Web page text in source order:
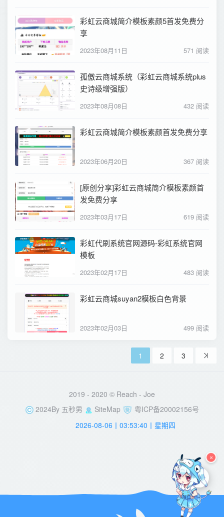
×
彩虹云商城简介模板素颜5首发免费分
享
2023年08月11日 571 阅读
孤傲云商城系统（彩虹云商城系统plus
史诗级增强版）
2023年08月08日 432 阅读
彩虹云商城简介模板素颜首发免费分享
2023年06月20日 367 阅读
[原创分享]彩虹云商城简介模板素颜首
发免费分享
2023年03月17日 619 阅读
彩虹代刷系统官网源码-彩虹系统官网
模板
2023年02月17日 483 阅读
彩虹云商城suyan2模板白色背景
2023年02月03日 499 阅读
1 2 3
2019 - 2020 © Reach - Joe
2024By 五秒男 SiteMap
粤ICP备20002156号
2026-08-06丨03:53:40丨星期四